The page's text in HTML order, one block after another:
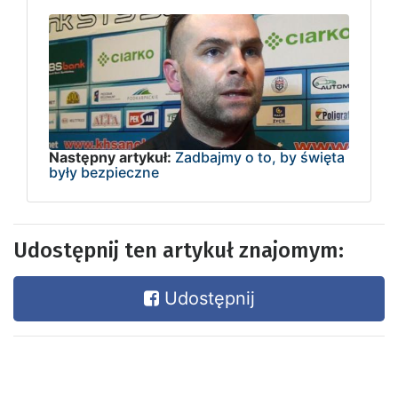
Następny artykuł: Zadbajmy o to, by święta
były bezpieczne
Udostępnij ten artykuł znajomym:
Udostępnij